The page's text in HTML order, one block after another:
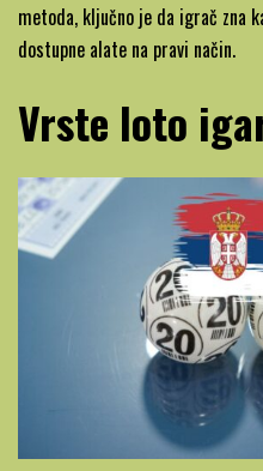
metoda, ključno je da igrač
dostupne alate na pravi način.
Vrste loto